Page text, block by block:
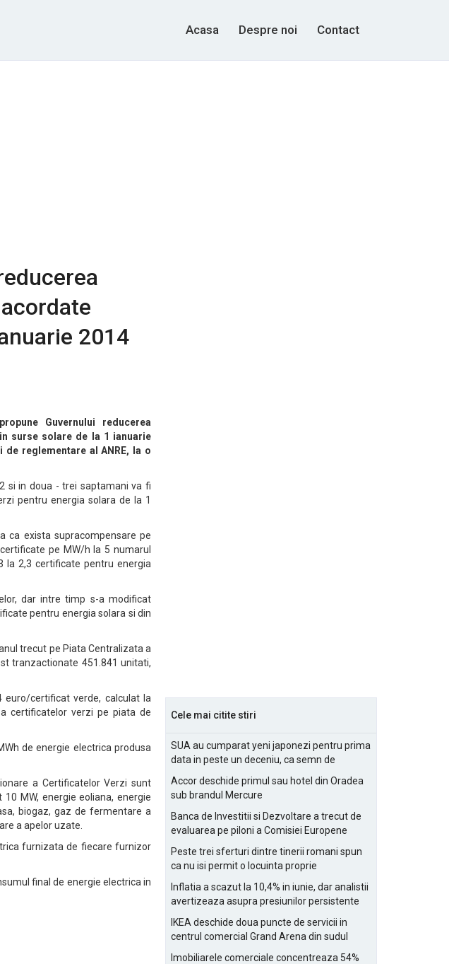
Acasa Despre noi Contact
2014
Guvernului reducerea
surse solare de la 1 ianuarie
reglementare al ANRE, la o
si in doua - trei saptamani va fi
pentru energia solara de la 1
ca exista supracompensare pe
pe MW/h la 5 numarul
la 2,3 certificate pentru energia
dar intre timp s-a modificat
pentru energia solara si din
trecut pe Piata Centralizata a
tranzactionate 451.841 unitati,
certificat verde, calculat la
certificatelor verzi pe piata de
de energie electrica produsa
a Certificatelor Verzi sunt
MW, energie eoliana, energie
biogaz, gaz de fermentare a
a apelor uzate.
furnizata de fiecare furnizor
final de energie electrica in
Cele mai citite stiri
SUA au cumparat yeni japonezi pentru prima
data in peste un deceniu, ca semn de
Accor deschide primul sau hotel din Oradea
sub brandul Mercure
Banca de Investitii si Dezvoltare a trecut de
evaluarea pe piloni a Comisiei Europene
Peste trei sferturi dintre tinerii romani spun
ca nu isi permit o locuinta proprie
Inflatia a scazut la 10,4% in iunie, dar analistii
avertizeaza asupra presiunilor persistente
IKEA deschide doua puncte de servicii in
centrul comercial Grand Arena din sudul
Imobiliarele comerciale concentreaza 54%